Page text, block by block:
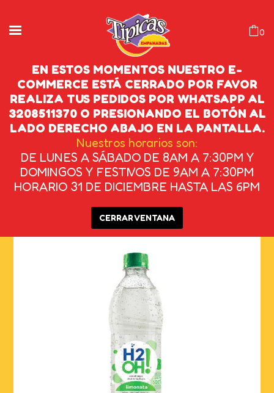
0
H2O LIMONATA 600 ML
INICIO / BEBIDAS / GASEOSAS /
H2O
LIMONATA 600 ML
EN ESTOS MOMENTOS NUESTRO E-
COMMERCE ESTÁ CERRADO POR FAVOR
REALIZA TUS PEDIDOS POR WHATSAPP AL
3208511370 O PRESIONANDO EL BOTÓN AL
LADO DERECHO ABAJO EN LA PANTALLA.
Nuestros horarios son:
DE LUNES A SÁBADO DE 8AM A 7:30PM Y
DOMINGOS Y FESTIVOS DE 9AM A 7:30PM
HORARIO 31 DE DICIEMBRE HASTA LAS 6PM
CERRAR VENTANA